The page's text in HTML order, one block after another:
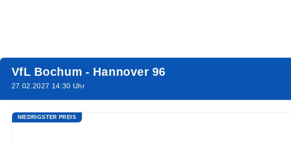
VfL Bochum - Hannover 96
27.02.2027 14:30 Uhr
NIEDRIGSTER PREIS